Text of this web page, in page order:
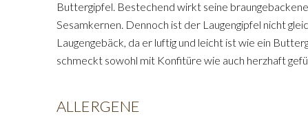
Buttergipfel. Bestechend wirkt seine
Sesamkernen. Dennoch ist der Laugengipfel nicht
Laugengebäck, da er luftig und leicht ist wie ein
schmeckt sowohl mit Konfitüre wie auch herzhaft
ALLERGENE